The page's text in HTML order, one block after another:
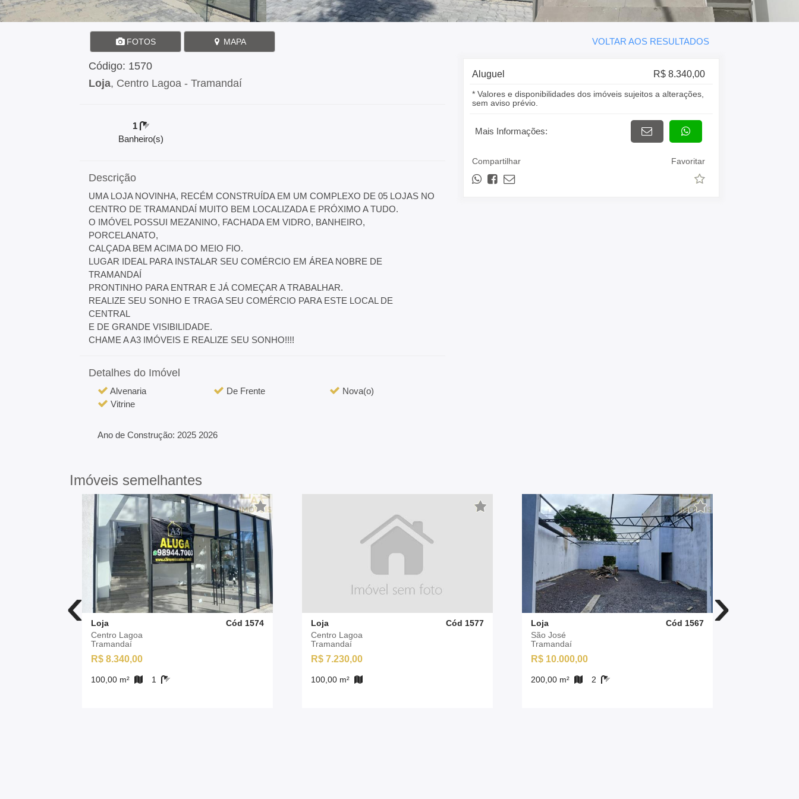
FOTOS MAPA VOLTAR AOS RESULTADOS
Código: 1570
Loja, Centro Lagoa - Tramandaí
1
Banheiro(s)
Descrição
UMA LOJA NOVINHA, RECÉM CONSTRUÍDA EM UM COMPLEXO DE 05 LOJAS NO
CENTRO DE TRAMANDAÍ MUITO BEM LOCALIZADA E PRÓXIMO A TUDO.
O IMÓVEL POSSUI MEZANINO, FACHADA EM VIDRO, BANHEIRO,
PORCELANATO,
CALÇADA BEM ACIMA DO MEIO FIO.
LUGAR IDEAL PARA INSTALAR SEU COMÉRCIO EM ÁREA NOBRE DE
TRAMANDAÍ
PRONTINHO PARA ENTRAR E JÁ COMEÇAR A TRABALHAR.
REALIZE SEU SONHO E TRAGA SEU COMÉRCIO PARA ESTE LOCAL DE
CENTRAL
E DE GRANDE VISIBILIDADE.
CHAME A A3 IMÓVEIS E REALIZE SEU SONHO!!!!
Detalhes do Imóvel
Alvenaria De Frente
Nova(o)
Vitrine
Ano de Construção: 2025 2026
Aluguel R$ 8.340,00
* Valores e disponibilidades dos imóveis sujeitos a alterações,
sem aviso prévio.
Mais Informações:
Compartilhar Favoritar
Imóveis semelhantes
‹ Loja
Cód 1574
Centro Lagoa
Tramandaí
R$ 8.340,00
100,00 m² 1
Loja
Cód 1577
Centro Lagoa
Tramandaí
R$ 7.230,00
100,00 m²
Loja
Cód 1567
São José
Tramandaí
R$ 10.000,00
200,00 m² 2
›